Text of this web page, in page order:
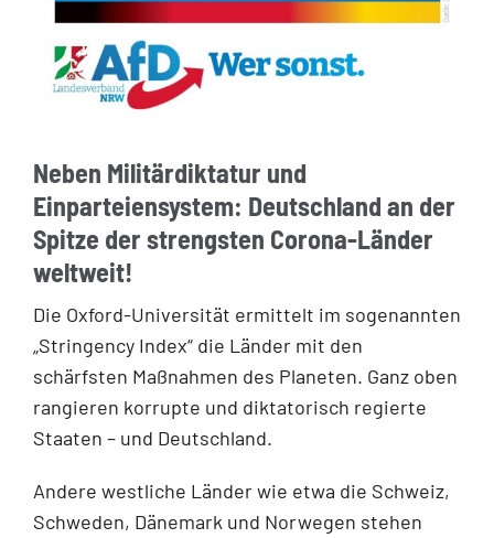
Neben Militärdiktatur und
Einparteiensystem: Deutschland an der
Spitze der strengsten Corona-Länder
weltweit!
Die Oxford-Universität ermittelt im sogenannten
„Stringency Index“ die Länder mit den
schärfsten Maßnahmen des Planeten. Ganz oben
rangieren korrupte und diktatorisch regierte
Staaten – und Deutschland.
Andere westliche Länder wie etwa die Schweiz,
Schweden, Dänemark und Norwegen stehen